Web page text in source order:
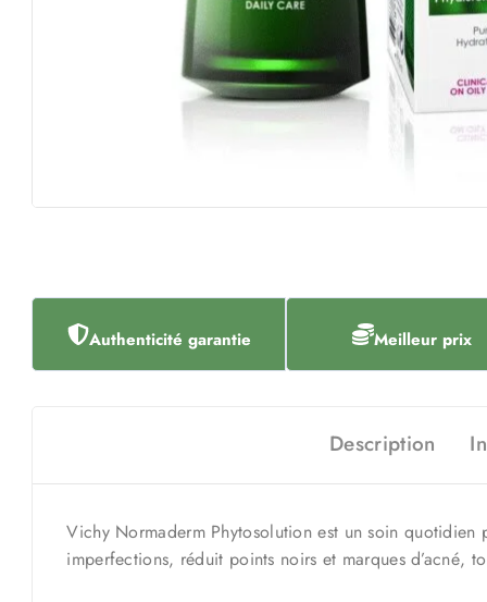
Authenticité garantie Meilleur prix
Description
Vichy Normaderm Phytosolution est un soin
imperfections, réduit points noirs et marques d’acné,